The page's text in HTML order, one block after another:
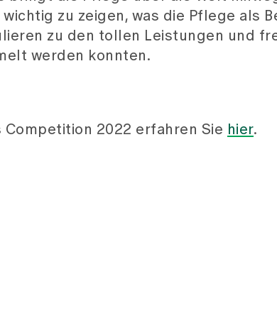
zu zeigen, was die Pflege als
zu den tollen Leistungen und
werden konnten.
Competition 2022 erfahren Sie hier.